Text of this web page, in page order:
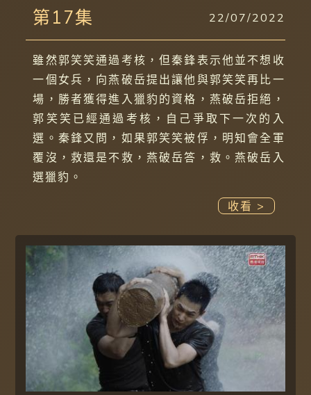
第17集 22/07/2022
雖然郭笑笑通過考核，但秦鋒表示他並不想收
一個女兵，向燕破岳提出讓他與郭笑笑再比一
場，勝者獲得進入獵豹的資格，燕破岳拒絕，
郭笑笑已經通過考核，自己爭取下一次的入
選。秦鋒又問，如果郭笑笑被俘，明知會全軍
覆沒，救還是不救，燕破岳答，救。燕破岳入
選獵豹。
收看 >